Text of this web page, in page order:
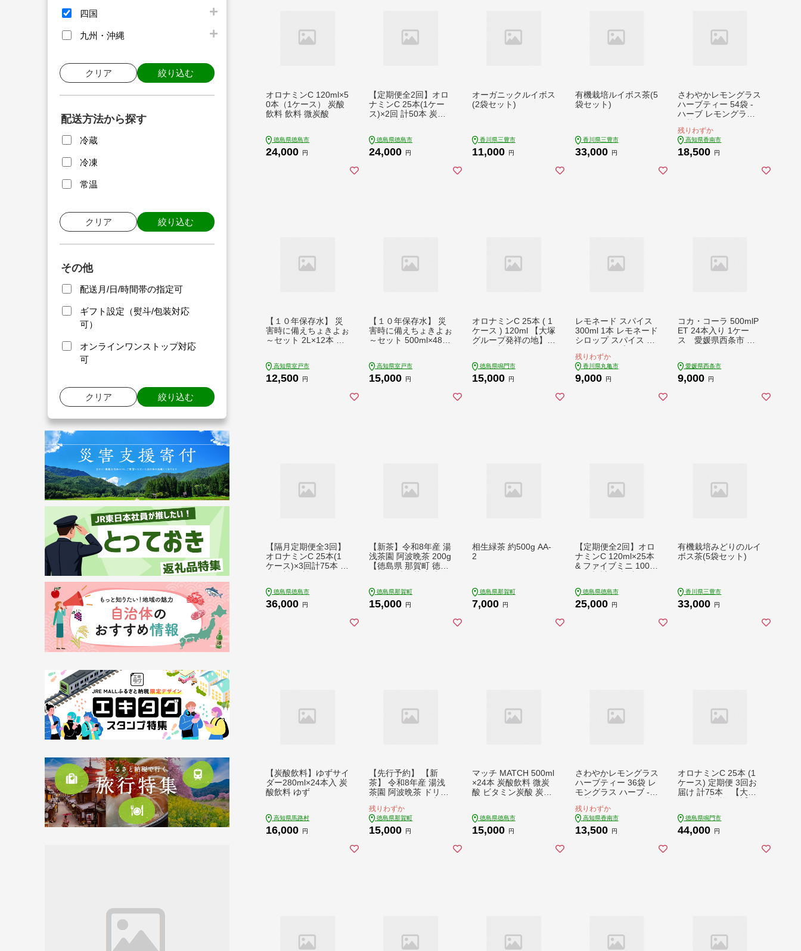
四国
九州・沖縄
クリア 絞り込む
配送方法から探す
冷蔵
冷凍
常温
クリア 絞り込む
その他
配送月/日/時間帯の指定可
ギフト設定（熨斗/包装対応
可）
オンラインワンストップ対応
可
クリア 絞り込む
オロナミンC 120ml×5
0本（1ケース） 炭酸
飲料 飲料 微炭酸
徳島県徳島市
24,000 円
【定期便全2回】オロ
ナミンC 25本(1ケー
ス)×2回 計50本 炭酸
徳島県徳島市
24,000 円
オーガニックルイボス
(2袋セット)
香川県三豊市
11,000 円
有機栽培ルイボス茶(5
袋セット)
香川県三豊市
33,000 円
さわやかレモングラス
ハーブティー 54袋 -
ハーブ レモングラス
ッグ 茶葉 のし ギフト
贈り物 gr-0170
残りわずか
高知県香南市
18,500 円
【１０年保存水】 災
害時に備えちょきよぉ
～セット 2L×12本 マ
ペットボトル 長期保
存水 備蓄水 備蓄用 非
高知県室戸市
12,500 円
【１０年保存水】 災
害時に備えちょきよぉ
～セット 500ml×48本
ー ペットボトル 長期
保存水 備蓄水 15000
高知県室戸市
15,000 円
オロナミンC 25本 ( 1
ケース ) 120ml 【大塚
グループ発祥の地】
涼飲料
徳島県鳴門市
15,000 円
レモネード スパイス
300ml 1本 レモネード
シロップ スパイス レ
レモンジュース スパ
イスレモネード ソー
ダ 炭酸 炭酸水 レモン
残りわずか
香川県丸亀市
9,000 円
コカ・コーラ 500mlP
ET 24本入り 1ケー
ス 愛媛県西条市 ｜
トル 飲料水 愛媛県 西
条市 送料無料
愛媛県西条市
9,000 円
【隔月定期便全3回】
オロナミンC 25本(1
ケース)×3回計75本 炭
徳島県徳島市
36,000 円
【新茶】令和8年産 湯
浅茶園 阿波晩茶 200g
【徳島県 那賀町 徳島
送 乳酸菌 特産品 発酵
茶 お茶 茶葉 赤ちゃん
徳島県那賀町
15,000 円
相生緑茶 約500g AA-
2
徳島県那賀町
7,000 円
【定期便全2回】オロ
ナミンC 120ml×25本
& ファイブミニ 100ml
徳島県徳島市
25,000 円
有機栽培みどりのルイ
ボス茶(5袋セット)
香川県三豊市
33,000 円
【炭酸飲料】ゆずサイ
ダー280ml×24本入 炭
酸飲料 ゆず
高知県馬路村
16,000 円
【先行予約】 【新
茶】 令和8年産 湯浅
茶園 阿波晩茶 ドリッ
袋 【2026年9月以降
順次発送】【徳島県
那賀町 徳島 那賀 阿波
残りわずか
徳島県那賀町
15,000 円
マッチ MATCH 500ml
×24本 炭酸飲料 微炭
酸 ビタミン炭酸 炭酸
徳島県徳島市
15,000 円
さわやかレモングラス
ハーブティー 36袋 レ
モングラス ハーブ -
ッグ 茶葉 のし ギフト
贈り物 gr-0169
残りわずか
高知県香南市
13,500 円
オロナミンC 25本 (1
ケース) 定期便 3回お
届け 計75本 【大塚
徳島県鳴門市
44,000 円